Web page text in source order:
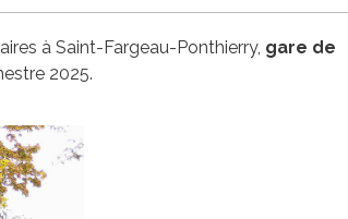
à Saint-Fargeau-Ponthierry, gare de
2025.